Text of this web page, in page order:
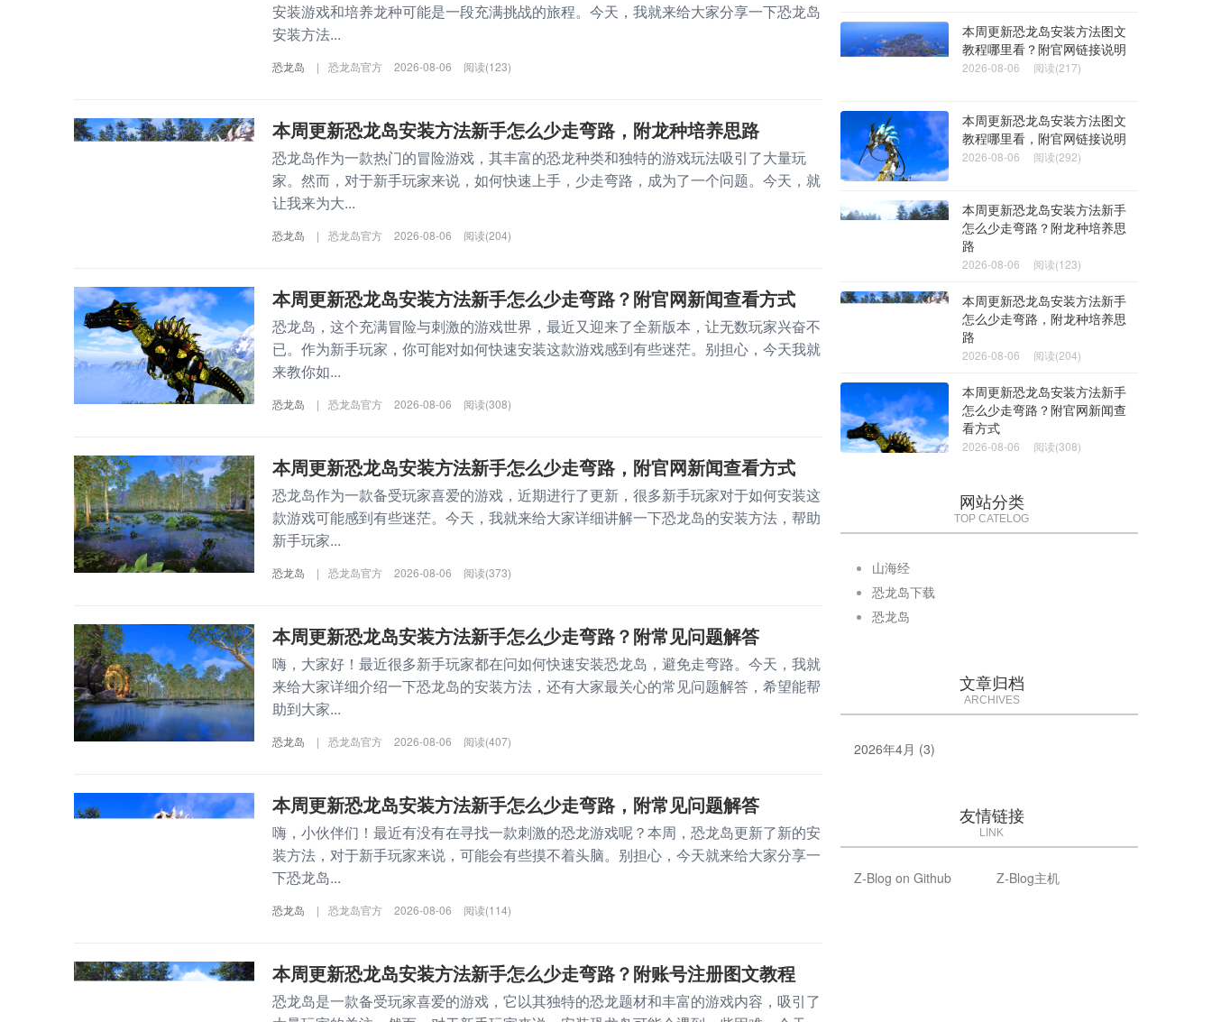
安装游戏和培养龙种可能是一段充满挑战的旅程。今天，我就来给大家分享一下恐龙岛
安装方法...
恐龙岛 | 恐龙岛官方 2026-08-06 阅读(123)
本周更新恐龙岛安装方法新手怎么少走弯路，附龙种培养思路
恐龙岛作为一款热门的冒险游戏，其丰富的恐龙种类和独特的游戏玩法吸引了大量玩
家。然而，对于新手玩家来说，如何快速上手，少走弯路，成为了一个问题。今天，就
让我来为大...
恐龙岛 | 恐龙岛官方 2026-08-06 阅读(204)
本周更新恐龙岛安装方法新手怎么少走弯路？附官网新闻查看方式
恐龙岛，这个充满冒险与刺激的游戏世界，最近又迎来了全新版本，让无数玩家兴奋不
已。作为新手玩家，你可能对如何快速安装这款游戏感到有些迷茫。别担心，今天我就
来教你如...
恐龙岛 | 恐龙岛官方 2026-08-06 阅读(308)
本周更新恐龙岛安装方法新手怎么少走弯路，附官网新闻查看方式
恐龙岛作为一款备受玩家喜爱的游戏，近期进行了更新，很多新手玩家对于如何安装这
款游戏可能感到有些迷茫。今天，我就来给大家详细讲解一下恐龙岛的安装方法，帮助
新手玩家...
恐龙岛 | 恐龙岛官方 2026-08-06 阅读(373)
本周更新恐龙岛安装方法新手怎么少走弯路？附常见问题解答
嗨，大家好！最近很多新手玩家都在问如何快速安装恐龙岛，避免走弯路。今天，我就
来给大家详细介绍一下恐龙岛的安装方法，还有大家最关心的常见问题解答，希望能帮
助到大家...
恐龙岛 | 恐龙岛官方 2026-08-06 阅读(407)
本周更新恐龙岛安装方法新手怎么少走弯路，附常见问题解答
嗨，小伙伴们！最近有没有在寻找一款刺激的恐龙游戏呢？本周，恐龙岛更新了新的安
装方法，对于新手玩家来说，可能会有些摸不着头脑。别担心，今天就来给大家分享一
下恐龙岛...
恐龙岛 | 恐龙岛官方 2026-08-06 阅读(114)
本周更新恐龙岛安装方法新手怎么少走弯路？附账号注册图文教程
恐龙岛是一款备受玩家喜爱的游戏，它以其独特的恐龙题材和丰富的游戏内容，吸引了
本周更新恐龙岛安装方法图文
教程哪里看？附官网链接说明
2026-08-06 阅读(217)
本周更新恐龙岛安装方法图文
教程哪里看，附官网链接说明
2026-08-06 阅读(292)
本周更新恐龙岛安装方法新手
怎么少走弯路？附龙种培养思
路
2026-08-06 阅读(123)
本周更新恐龙岛安装方法新手
怎么少走弯路，附龙种培养思
路
2026-08-06 阅读(204)
本周更新恐龙岛安装方法新手
怎么少走弯路？附官网新闻查
看方式
2026-08-06 阅读(308)
网站分类
TOP CATELOG
山海经
恐龙岛下载
恐龙岛
文章归档
ARCHIVES
2026年4月 (3)
友情链接
LINK
Z-Blog on Github Z-Blog主机